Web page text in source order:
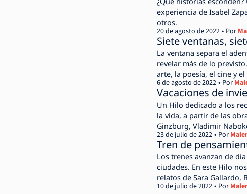
experiencia de Isabel
otros.
Por
20 de agosto de 2022
Siete ventanas,
La ventana separa el
revelar más de lo
arte, la poesía, el cine y
Por
6 de agosto de 2022
Vacaciones de
Un Hilo dedicado a los
la vida, a partir de las
Ginzburg, Vladimir
Por
23 de julio de 2022
Tren de
Los trenes avanzan de
ciudades. En este Hilo
relatos de Sara Gallardo,
Roncarolo y Laura Wittner.
Por
10 de julio de 2022